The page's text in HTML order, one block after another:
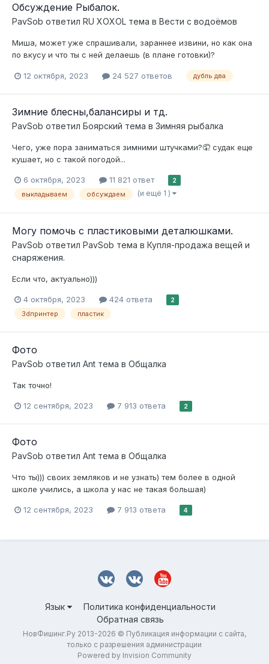
Обсуждение Рыбалок.
PavSob ответил RU XOXOL тема в Вести с водоёмов
Миша, может уже спрашивали, зараннее извини, но как она
по вкусу и что ты с ней делаешь (в плане готовки)?
12 октября, 2023 24 527 ответов дубль два
Зимние блесны,балансиры и тд.
PavSob ответил Боярский тема в Зимняя рыбалка
Чего, уже пора заниматься зимними штучками?🤦 судак еще
кушает, но с такой погодой...
6 октября, 2023 11 821 ответ 2
выкладываем обсуждаем (и ещё 1 )
Могу помочь с пластиковыми деталюшками.
PavSob ответил PavSob тема в Купля-продажа вещей и
снаряжения.
Если что, актуально)))
4 октября, 2023 424 ответа 2
3dпринтер пластик
Фото
PavSob ответил Ant тема в Общалка
Так точно!
12 сентября, 2023 7 913 ответа 2
Фото
PavSob ответил Ant тема в Общалка
Что ты))) своих земляков и не узнать) тем более в одной
школе учились, а школа у нас не такая большая)
12 сентября, 2023 7 913 ответа 4
Язык
Политика конфиденциальности
Обратная связь
НовФишинг.Ру 2013-2026 © Публикация информации с сайта,
только с разрешения администрации
Powered by Invision Community